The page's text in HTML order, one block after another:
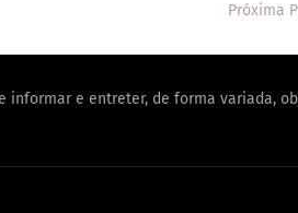
Próxima
informar e entreter, de forma variada,